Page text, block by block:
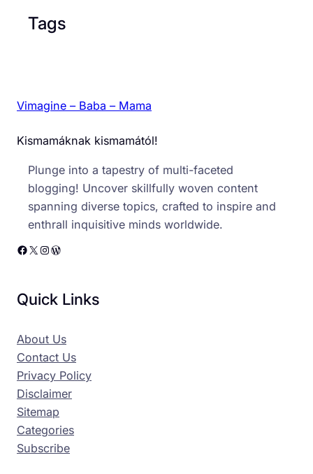
Tags
Vimagine – Baba – Mama
Kismamáknak kismamától!
Plunge into a tapestry of multi-faceted
blogging! Uncover skillfully woven content
spanning diverse topics, crafted to inspire and
enthrall inquisitive minds worldwide.
Facebook X Instagram WordPress
Quick Links
About Us
Contact Us
Privacy Policy
Disclaimer
Sitemap
Categories
Subscribe